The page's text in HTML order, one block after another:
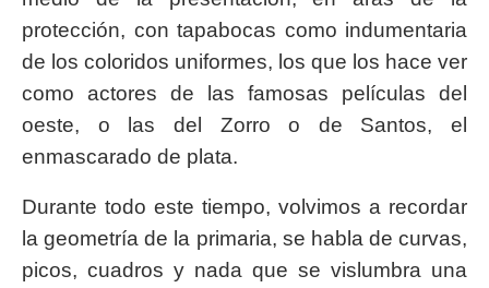
protección, con tapabocas como indumentaria
de los coloridos uniformes, los que los hace ver
como actores de las famosas películas del
oeste, o las del Zorro o de Santos, el
enmascarado de plata.
Durante todo este tiempo, volvimos a recordar
la geometría de la primaria, se habla de curvas,
picos, cuadros y nada que se vislumbra una